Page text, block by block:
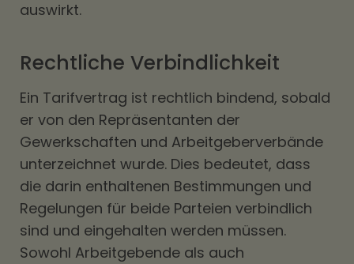
auswirkt.
Rechtliche Verbindlichkeit
Ein Tarifvertrag ist rechtlich bindend, sobald
er von den Repräsentanten der
Gewerkschaften und Arbeitgeberverbände
unterzeichnet wurde. Dies bedeutet, dass
die darin enthaltenen Bestimmungen und
Regelungen für beide Parteien verbindlich
sind und eingehalten werden müssen.
Sowohl Arbeitgebende als auch